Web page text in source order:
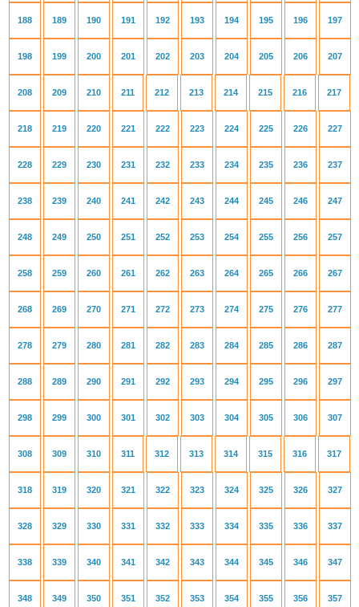
188 189 190 191 192 193 194 195 196 197
198 199 200 201 202 203 204 205 206 207
208 209 210 211 212 213 214 215 216 217
218 219 220 221 222 223 224 225 226 227
228 229 230 231 232 233 234 235 236 237
238 239 240 241 242 243 244 245 246 247
248 249 250 251 252 253 254 255 256 257
258 259 260 261 262 263 264 265 266 267
268 269 270 271 272 273 274 275 276 277
278 279 280 281 282 283 284 285 286 287
288 289 290 291 292 293 294 295 296 297
298 299 300 301 302 303 304 305 306 307
308 309 310 311 312 313 314 315 316 317
318 319 320 321 322 323 324 325 326 327
328 329 330 331 332 333 334 335 336 337
338 339 340 341 342 343 344 345 346 347
348 349 350 351 352 353 354 355 356 357